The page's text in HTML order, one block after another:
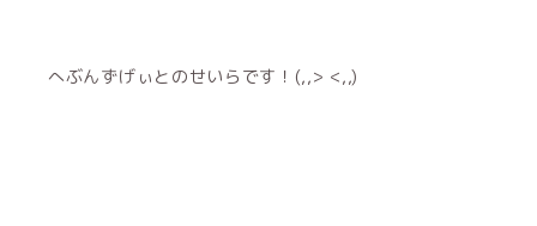
へぶんずげぃとのせいらです！(,,> <,,)